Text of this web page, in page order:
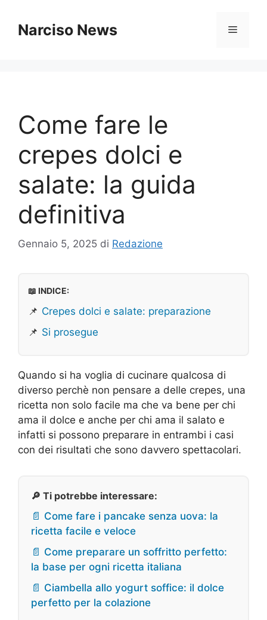
contenuto
Narciso News Menu
Come fare le
crepes dolci e
salate: la guida
definitiva
Gennaio 5, 2025 di Redazione
📖 INDICE:
📌 Crepes dolci e salate: preparazione
📌 Si prosegue
Quando si ha voglia di cucinare qualcosa di
diverso perchè non pensare a delle crepes, una
ricetta non solo facile ma che va bene per chi
ama il dolce e anche per chi ama il salato e
infatti si possono preparare in entrambi i casi
con dei risultati che sono davvero spettacolari.
🔎 Ti potrebbe interessare:
📄 Come fare i pancake senza uova: la
ricetta facile e veloce
📄 Come preparare un soffritto perfetto:
la base per ogni ricetta italiana
📄 Ciambella allo yogurt soffice: il dolce
perfetto per la colazione